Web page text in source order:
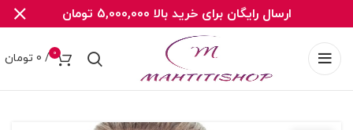
0
/
0 تومان
ارسال رایگان برای خرید بالا 5,000,000 تومان